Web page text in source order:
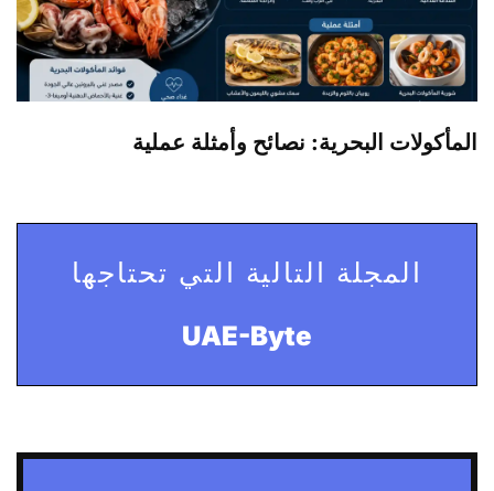
المأكولات البحرية: نصائح وأمثلة عملية
المجلة التالية التي تحتاجها
UAE-Byte